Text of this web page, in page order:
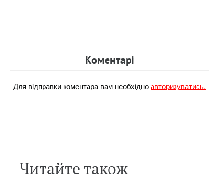
Коментарi
Для вiдправки коментара вам необхiдноавторизуватись.
Читайте також